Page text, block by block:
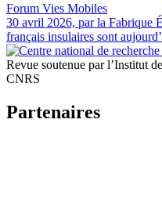
Forum Vies Mobiles
30 avril 2026, par la Fabrique
français insulaires sont
Revue soutenue par l’Institut
CNRS
Partenaires